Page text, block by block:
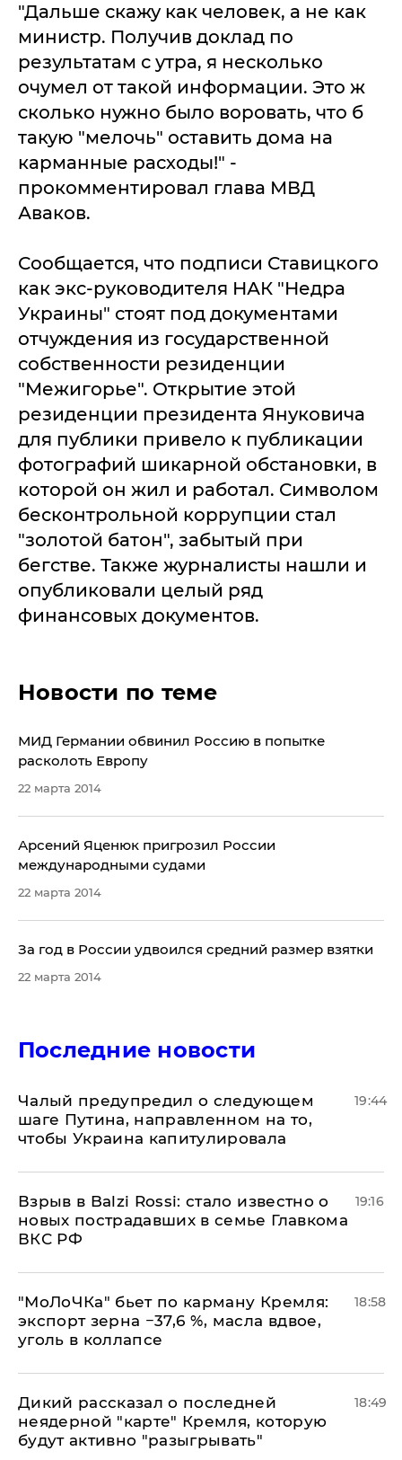
"Дальше скажу как человек, а не как
министр. Получив доклад по
результатам с утра, я несколько
очумел от такой информации. Это ж
сколько нужно было воровать, что б
такую "мелочь" оставить дома на
карманные расходы!" -
прокомментировал глава МВД
Аваков.
Сообщается, что подписи Ставицкого
как экс-руководителя НАК "Недра
Украины" стоят под документами
отчуждения из государственной
собственности резиденции
"Межигорье". Открытие этой
резиденции президента Януковича
для публики привело к публикации
фотографий шикарной обстановки, в
которой он жил и работал. Символом
бесконтрольной коррупции стал
"золотой батон", забытый при
бегстве. Также журналисты нашли и
опубликовали целый ряд
финансовых документов.
Новости по теме
МИД Германии обвинил Россию в попытке
расколоть Европу
22 марта 2014
Арсений Яценюк пригрозил России
международными судами
22 марта 2014
За год в России удвоился средний размер взятки
22 марта 2014
Последние новости
Чалый предупредил о следующем
шаге Путина, направленном на то,
чтобы Украина капитулировала
19:44
Взрыв в Balzi Rossi: стало известно о
новых пострадавших в семье Главкома
ВКС РФ
19:16
​"МоЛоЧКа" бьет по карману Кремля:
экспорт зерна −37,6 %, масла вдвое,
уголь в коллапсе
18:58
Дикий рассказал о последней
неядерной "карте" Кремля, которую
будут активно "разыгрывать"
18:49